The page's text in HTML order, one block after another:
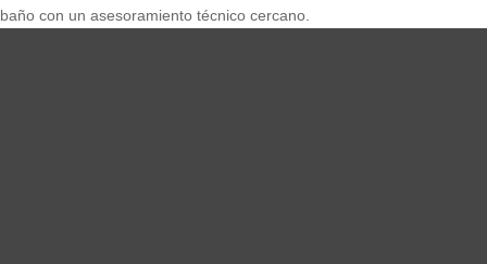
baño con un asesoramiento técnico cercano.